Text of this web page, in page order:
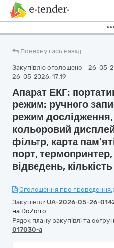
Повернутись назад
Закупівлю оголошено - 26-05-
26-05-2026, 17:19
Апарат ЕКГ:
режим: ручного
режим дослідження,
кольоровий
фільтр, карта
порт,
відведень,
Оголошення про
Закупівля: UA-2026-05-26-
на DoZorro
Рядок плану закупівлі та
017030-a